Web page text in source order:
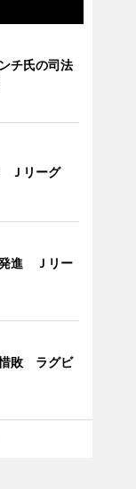
チ氏の司法
Ｊリーグ
進 Ｊリー
敗 ラグビ